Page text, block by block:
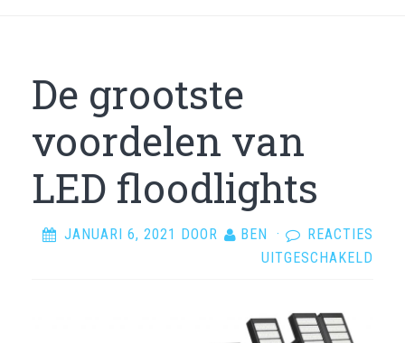
De grootste
voordelen van
LED floodlights
JANUARI 6, 2021 DOOR BEN ·
REACTIES
UITGESCHAKELD